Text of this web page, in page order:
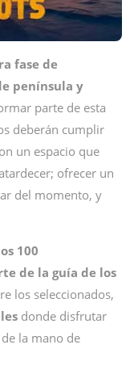
fase de
península y
parte de esta
deberán cumplir
un espacio que
ofrecer un
del momento, y
100
de la guía de los
los seleccionados,
donde disfrutar
la mano de